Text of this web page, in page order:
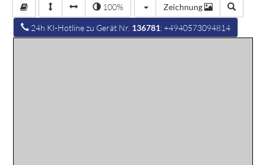
100% Zeichnung
24h KI-Hotline zu Gerät Nr. 136781: +4940573094814